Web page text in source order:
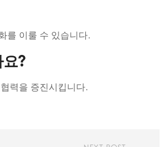
를 이룰 수 있습니다.
?
력을 증진시킵니다.